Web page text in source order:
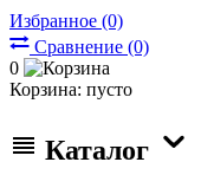
Избранное (0)
Сравнение (0)
0
Корзина: пусто
Каталог